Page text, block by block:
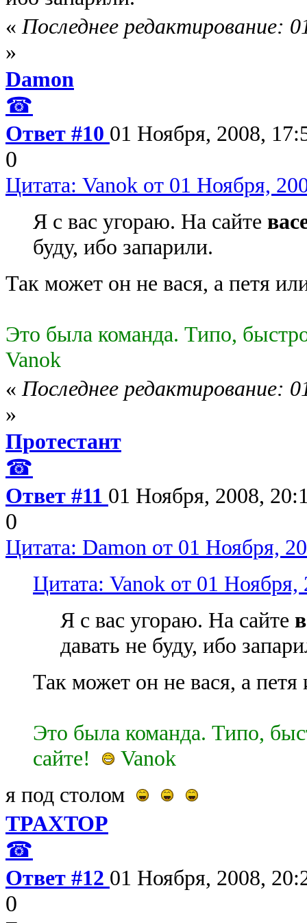
« Последнее редактирование:
»
Damon
☎
Ответ #10 01 Ноября, 2008,
0
Цитата: Vanok от 01 Ноября,
Я с вас угораю. На сайте
буду, ибо запарили.
Так может он не вася, а петя
Это была команда. Типо,
Vanok
« Последнее редактирование:
»
Протестант
☎
Ответ #11 01 Ноября, 2008,
0
Цитата: Damon от 01 Ноября,
Цитата: Vanok от 01 Ноября,
Я с вас угораю. На сайте
давать не буду, ибо
Так может он не вася, а
Это была команда. Типо,
сайте!
Vanok
я под столом
TPAXTOP
☎
Ответ #12 01 Ноября, 2008,
0